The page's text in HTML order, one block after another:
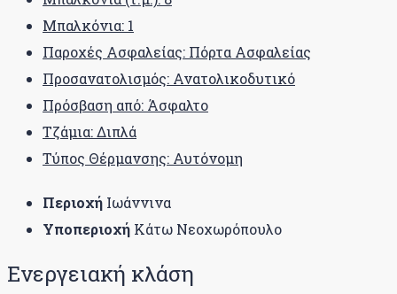
Μπαλκόνια: 1
Παροχές Ασφαλείας: Πόρτα Ασφαλείας
Προσανατολισμός: Ανατολικοδυτικό
Πρόσβαση από: Άσφαλτο
Τζάμια: Διπλά
Τύπος Θέρμανσης: Αυτόνομη
Περιοχή Ιωάννινα
Υποπεριοχή Κάτω Νεοχωρόπουλο
Ενεργειακή κλάση